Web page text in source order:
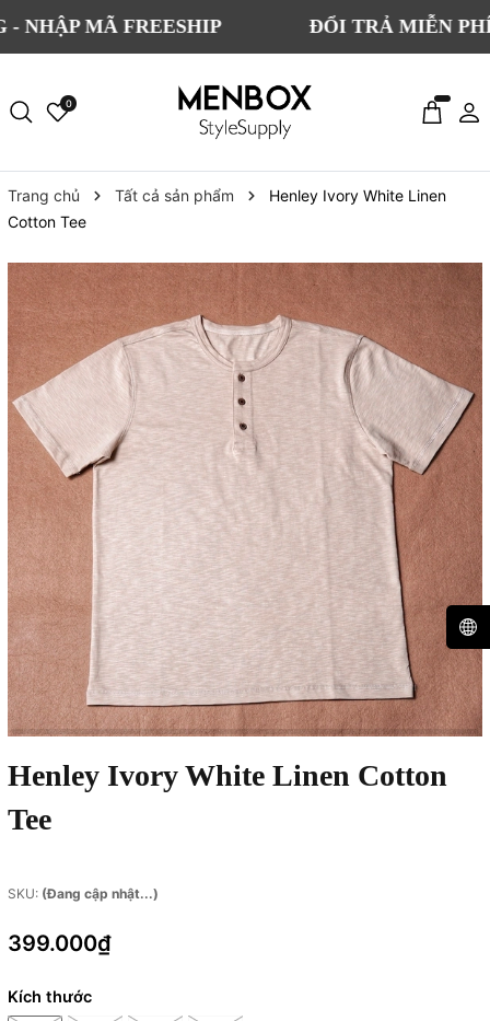
FREESHIP ĐỔI TRẢ MIỄN PHÍ CHO
0
Trang chủ Tất cả sản phẩm
Henley Ivory White Linen
Cotton Tee
Henley Ivory White Linen Cotton
Tee
SKU: (Đang cập nhật...)
399.000₫
Kích thước